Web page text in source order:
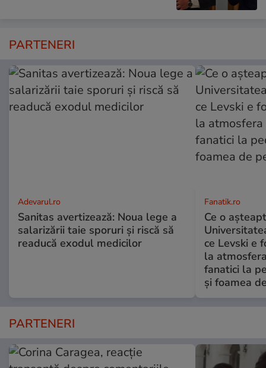
PARTENERI
Adevarul.ro
Sanitas avertizează: Noua lege a
salarizării taie sporuri și riscă să
readucă exodul medicilor
Fanatik.ro
Ce o
ce Levski e
la
fanatici la
şi foamea
PARTENERI